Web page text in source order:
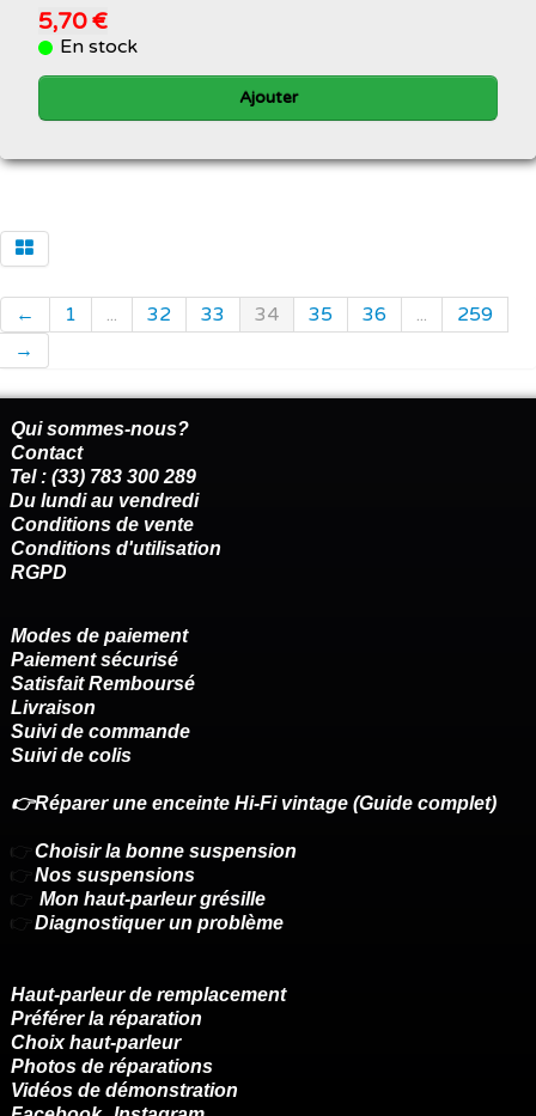
5,70 €
En stock
Ajouter
← 1 ... 32 33 34 35 36 ...
259
→
Qui sommes-nous?
Contact
Tel : (33) 783 300 289
Du lundi au vendredi
Conditions de vente
Conditions d'utilisation
RGPD
Modes de paiement
Paiement sécurisé
Satisfait Remboursé
Livraison
Suivi de commande
Suivi de colis
👉Réparer une enceinte Hi-Fi vintage (Guide complet)
👉 Choisir la bonne suspension
👉 Nos suspensions
👉 Mon haut-parleur grésille
👉 Diagnostiquer un problème
Haut-parleur de remplacement
Préférer la réparation
Choix haut-parleur
Photos de réparations
Vidéos de démonstration